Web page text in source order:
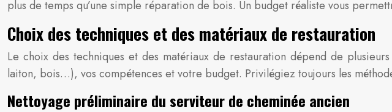
plus de temps qu’une simple réparation de bois. Un budget réaliste vous
Choix des techniques et des matériaux de restauration
Le choix des techniques et des matériaux de restauration dépend de
laiton, bois…), vos compétences et votre budget. Privilégiez toujours les
Nettoyage préliminaire du serviteur de cheminée ancien